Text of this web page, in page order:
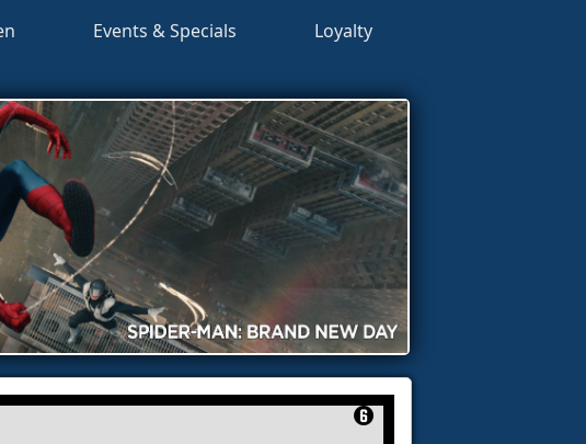
Events & Specials Loyalty